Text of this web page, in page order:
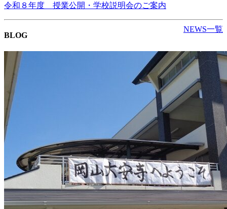
令和８年度 授業公開・学校説明会のご案内
NEWS一覧
BLOG